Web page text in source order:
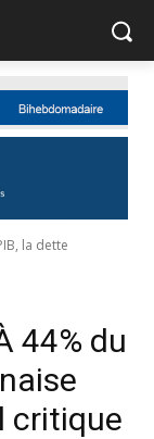
la dette
44% du
critique